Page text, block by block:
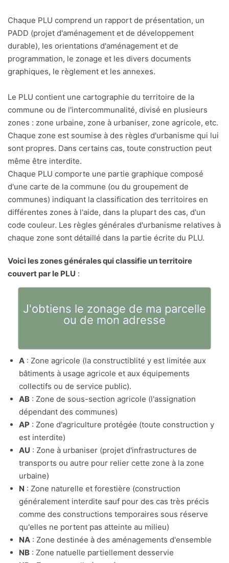
Chaque PLU comprend un rapport de présentation, un
PADD (projet d'aménagement et de développement
durable), les orientations d'aménagement et de
programmation, le zonage et les divers documents
graphiques, le règlement et les annexes.
Le PLU contient une cartographie du territoire de la
commune ou de l'intercommunalité, divisé en plusieurs
zones : zone urbaine, zone à urbaniser, zone agricole, etc.
Chaque zone est soumise à des règles d'urbanisme qui lui
sont propres. Dans certains cas, toute construction peut
même être interdite.
Chaque PLU comporte une partie graphique composé
d'une carte de la commune (ou du groupement de
communes) indiquant la classification des territoires en
différentes zones à l'aide, dans la plupart des cas, d'un
code couleur. Les règles générales d'urbanisme relatives à
chaque zone sont détaillé dans la partie écrite du PLU.
Voici les zones générales qui classifie un territoire
couvert par le PLU :
J'obtiens le zonage de ma parcelle
ou de mon adresse
A : Zone agricole (la constructiblité y est limitée aux
bâtiments à usage agricole et aux équipements
collectifs ou de service public).
AB : Zone de sous-section agricole (l'assignation
dépendant des communes)
AP : Zone d'agriculture protégée (toute construction y
est interdite)
AU : Zone à urbaniser (projet d'infrastructures de
transports ou autre pour relier cette zone à la zone
urbaine)
N : Zone naturelle et forestière (construction
généralement interdite sauf pour des cas très précis
comme des constructions temporaires sous réserve
qu'elles ne portent pas atteinte au milieu)
NA : Zone destinée à des aménagements d'ensemble
NB : Zone natuelle partiellement desservie